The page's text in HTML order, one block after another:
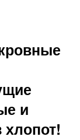
и